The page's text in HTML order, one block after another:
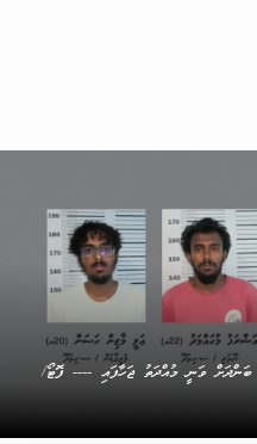
ވަނީ މުއްދަތު ޖަހާފައި ---- ފޮޓޯ/